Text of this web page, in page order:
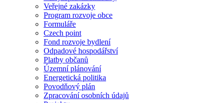
Veřejné zakázky
Program rozvoje obce
Formuláře
Czech point
Fond rozvoje bydlení
Odpadové hospodářství
Platby občanů
Územní plánování
Energetická politika
Povodňový plán
Zpracování osobních údajů